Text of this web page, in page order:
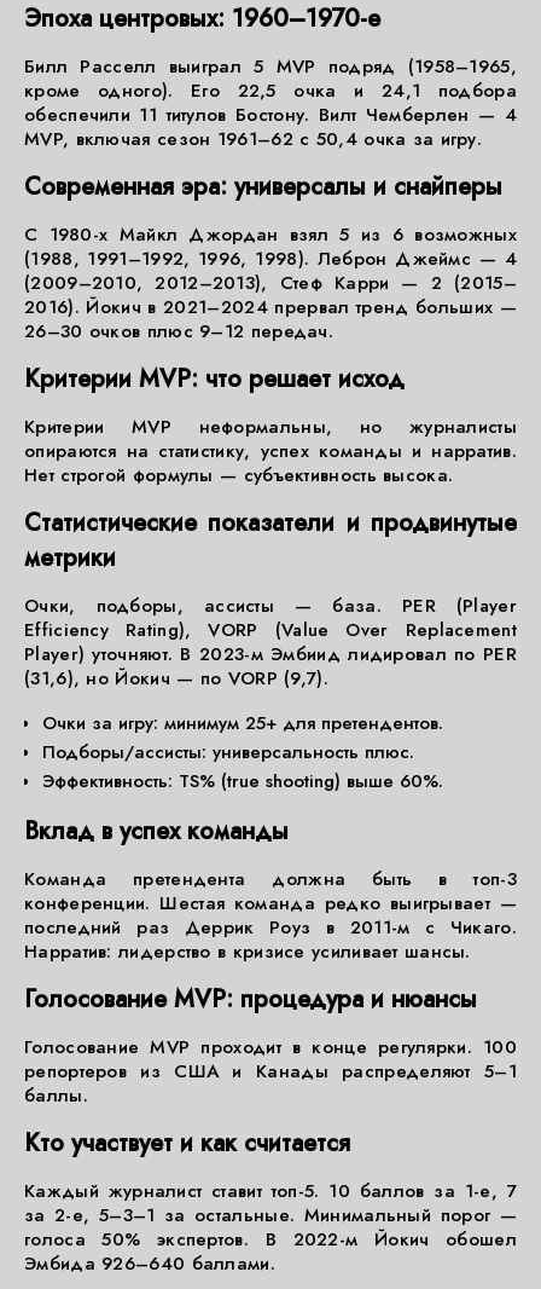
Эпоха центровых: 1960–1970-е
Билл Расселл выиграл 5 MVP подряд (1958–1965,
кроме одного). Его 22,5 очка и 24,1 подбора
обеспечили 11 титулов Бостону. Вилт Чемберлен — 4
MVP, включая сезон 1961–62 с 50,4 очка за игру.
Современная эра: универсалы и снайперы
С 1980-х Майкл Джордан взял 5 из 6 возможных
(1988, 1991–1992, 1996, 1998). Леброн Джеймс — 4
(2009–2010, 2012–2013), Стеф Карри — 2 (2015–
2016). Йокич в 2021–2024 прервал тренд больших —
26–30 очков плюс 9–12 передач.
Критерии MVP: что решает исход
Критерии MVP неформальны, но журналисты
опираются на статистику, успех команды и нарратив.
Нет строгой формулы — субъективность высока.
Статистические показатели и продвинутые
метрики
Очки, подборы, ассисты — база. PER (Player
Efficiency Rating), VORP (Value Over Replacement
Player) уточняют. В 2023-м Эмбиид лидировал по PER
(31,6), но Йокич — по VORP (9,7).
Очки за игру: минимум 25+ для претендентов.
Подборы/ассисты: универсальность плюс.
Эффективность: TS% (true shooting) выше 60%.
Вклад в успех команды
Команда претендента должна быть в топ-3
конференции. Шестая команда редко выигрывает —
последний раз Деррик Роуз в 2011-м с Чикаго.
Нарратив: лидерство в кризисе усиливает шансы.
Голосование MVP: процедура и нюансы
Голосование MVP проходит в конце регулярки. 100
репортеров из США и Канады распределяют 5–1
баллы.
Кто участвует и как считается
Каждый журналист ставит топ-5. 10 баллов за 1-е, 7
за 2-е, 5–3–1 за остальные. Минимальный порог —
голоса 50% экспертов. В 2022-м Йокич обошел
Эмбида 926–640 баллами.